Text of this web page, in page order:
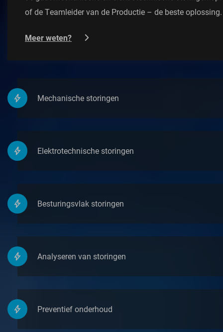
of de Teamleider van de Productie – de beste
Meer weten?
Mechanische storingen
Elektrotechnische storingen
Besturingsvlak storingen
Analyseren van storingen
Preventief onderhoud